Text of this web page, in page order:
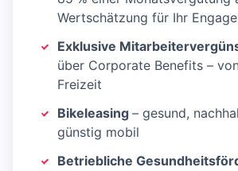
Wertschätzung für Ihr
Exklusive
über Corporate Benefits –
Freizeit
Bikeleasing – gesund,
günstig mobil
Betriebliche